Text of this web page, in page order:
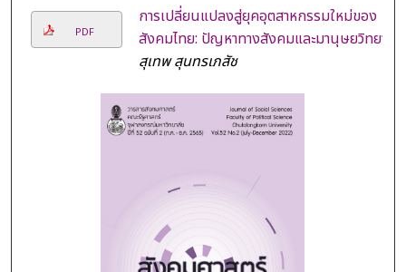
PDF
การเปลี่ยนแปลงสู่ยุคอุตสาหกรรมใหม่ของ
สังคมไทย: ปัญหาทางสังคมและมานุษยวิทยา
สุเทพ สุนทรเภสัช